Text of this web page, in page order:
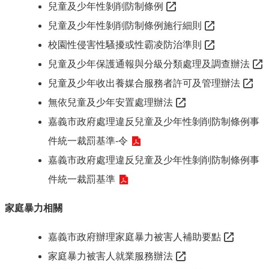
相
兒童及少年性剝削防制條例
兒童及少年性剝削防制條例施行細則
校園性侵害性騷擾或性霸凌防治準則
兒童及少年保護通報與分級分類處理及調查辦法
兒童及少年收出養媒合服務者許可及管理辦法
無依兒童及少年安置處理辦法
嘉義市政府處理違反兒童及少年性剝削防制條例事
件統一裁罰基準-令
嘉義市政府處理違反兒童及少年性剝削防制條例事
件統一裁罰基準
家庭暴力相關
嘉義市政府辦理家庭暴力被害人補助要點
家庭暴力被害人就業服務辦法